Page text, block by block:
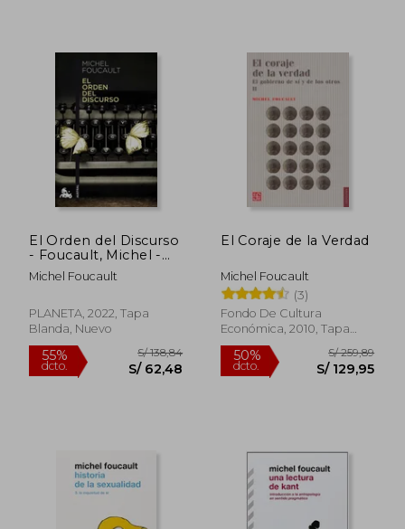
S/ 153,10
50% 45%
dcto.
El Orden del Discurso
- Foucault, Michel -
Libro Físico
Michel Foucault
PLANETA, 2022, Tapa
Blanda, Nuevo
El Coraje de la Verdad
Michel Foucault
(3)
Fondo De Cultura
Económica, 2010, Tapa
Blanda, Nuevo